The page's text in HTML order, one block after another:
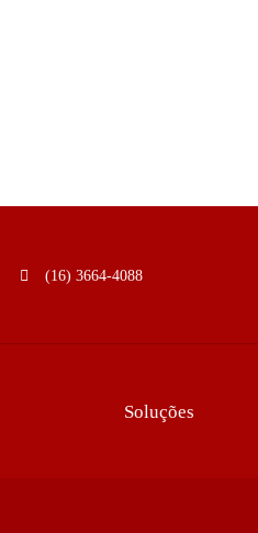
(16) 3664-4088
Soluções